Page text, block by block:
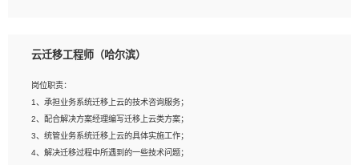
岗位要求：
2、熟悉tensorflow，keras，pytorch等常规深度学习框架，快速根据客户需求实现
有效的模型；
3、熟悉掌握至少一种编程语言，如：Python，Java；
4、 熟悉NLP相关算法与实现；
5、至少有一次及以上问答系统的项目实践，熟悉问答系统全流程开发者优先；
云迁移工程师（哈尔滨）
岗位职责：
1、承担业务系统迁移上云的技术咨询服务；
2、配合解决方案经理编写迁移上云类方案；
3、统管业务系统迁移上云的具体实施工作；
4、解决迁移过程中所遇到的一些技术问题；